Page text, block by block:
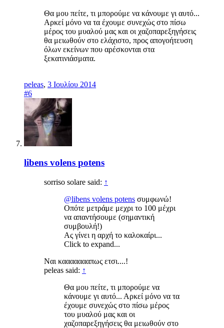
Θα μου πείτε, τι μπορούμε να κάνουμε γι αυτό...
Αρκεί μόνο να τα έχουμε συνεχώς στο πίσω
μέρος του μυαλού μας και οι χαζοπαρεξηγήσεις
θα μειωθούν στο ελάχιστο, προς απογοήτευση
όλων εκείνων που αρέσκονται στα
ξεκατινιάσματα.
peleas, 3 Ιουλίου 2014
#6
libens volens potens
sorriso solare said: ↑
@libens volens potens συμφωνώ!
Οπότε μετράμε μεχρι το 100 μέχρι
να απαντήσουμε (σημαντική
συμβουλή!)
Ας γίνει η αρχή το καλοκαίρι...
Click to expand...
Nαι καααααααπως ετσι....!
peleas said: ↑
Θα μου πείτε, τι μπορούμε να
κάνουμε γι αυτό... Αρκεί μόνο να τα
έχουμε συνεχώς στο πίσω μέρος
του μυαλού μας και οι
χαζοπαρεξηγήσεις θα μειωθούν στο